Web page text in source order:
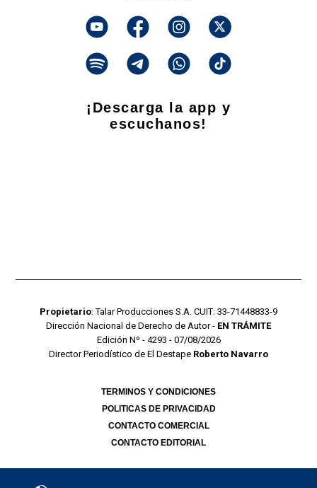
¡Descarga la app y
escuchanos!
Propietario: Talar Producciones S.A. CUIT: 33-71448833-9
Dirección Nacional de Derecho de Autor - EN TRÁMITE
Edición Nº - 4293 - 07/08/2026
Director Periodístico de El Destape Roberto Navarro
TERMINOS Y CONDICIONES
POLITICAS DE PRIVACIDAD
CONTACTO COMERCIAL
CONTACTO EDITORIAL